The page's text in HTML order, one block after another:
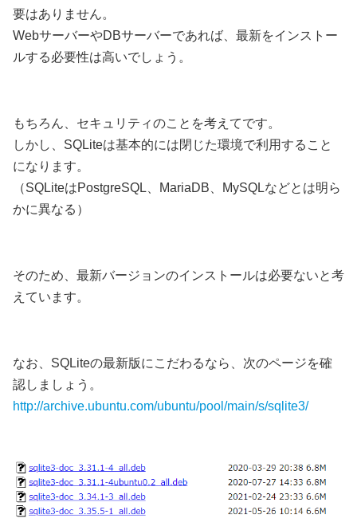
要はありません。
WebサーバーやDBサーバーであれば、最新をインストー
ルする必要性は高いでしょう。
もちろん、セキュリティのことを考えてです。
しかし、SQLiteは基本的には閉じた環境で利用すること
になります。
（SQLiteはPostgreSQL、MariaDB、MySQLなどとは明ら
かに異なる）
そのため、最新バージョンのインストールは必要ないと考
えています。
なお、SQLiteの最新版にこだわるなら、次のページを確
認しましょう。
http://archive.ubuntu.com/ubuntu/pool/main/s/sqlite3/